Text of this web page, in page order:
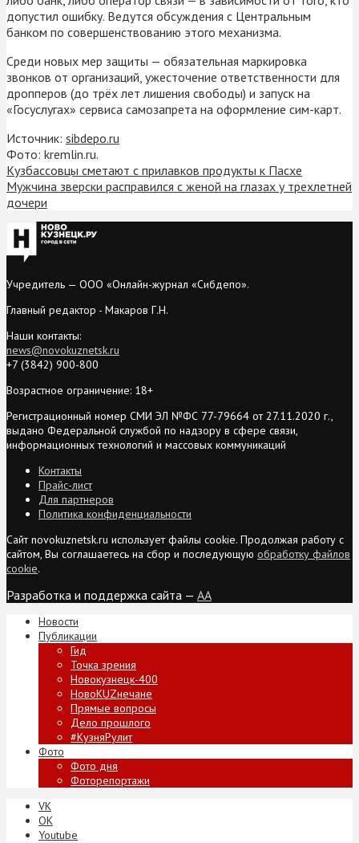
допустил ошибку. Ведутся обсуждения с Центральным
банком по совершенствованию этого механизма.
Среди новых мер защиты — обязательная маркировка
звонков от организаций, ужесточение ответственности для
дропперов (до трёх лет лишения свободы) и запуск на
«Госуслугах» сервиса самозапрета на оформление сим-карт.
Источник: sibdepo.ru
Фото: kremlin.ru.
Кузбассовцы сметают с прилавков продукты к Пасхе
Мужчина зверски расправился с женой на глазах у трехлетней
дочери
Учредитель — ООО «Онлайн-журнал «Сибдепо».
Главный редактор - Макаров Г.Н.
Наши контакты:
news@novokuznetsk.ru
+7 (3842) 900-800
Возрастное ограничение: 18+
Регистрационный номер СМИ ЭЛ №ФС 77-79664 от 27.11.2020 г.,
выдано Федеральной службой по надзору в сфере связи,
информационных технологий и массовых коммуникаций
Контакты
Прайс-лист
Для партнеров
Политика конфиденциальности
Сайт novokuznetsk.ru использует файлы cookie. Продолжая работу с
сайтом, Вы соглашаетесь на сбор и последующую обработку файлов
cookie.
Разработка и поддержка сайта — AA
Новости
Публикации
Гид
Точка зрения
Новокузнецк-400
НовоKUZнечане
Прямые вопросы
Дело прошлого
#КузняРулит
Фото
Фото дня
Фоторепортажи
VK
ОК
Youtube